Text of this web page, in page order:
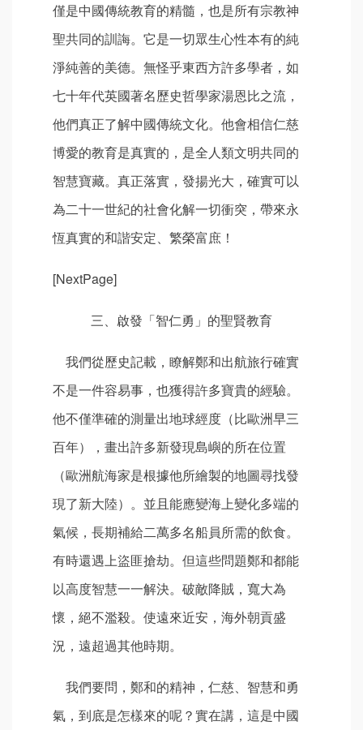
僅是中國傳統教育的精髓，也是所有宗教神
聖共同的訓誨。它是一切眾生心性本有的純
淨純善的美德。無怪乎東西方許多學者，如
七十年代英國著名歷史哲學家湯恩比之流，
他們真正了解中國傳統文化。他會相信仁慈
博愛的教育是真實的，是全人類文明共同的
智慧寶藏。真正落實，發揚光大，確實可以
為二十一世紀的社會化解一切衝突，帶來永
恆真實的和諧安定、繁榮富庶！
[NextPage]
三、啟發「智仁勇」的聖賢教育
我們從歷史記載，瞭解鄭和出航旅行確實
不是一件容易事，也獲得許多寶貴的經驗。
他不僅準確的測量出地球經度（比歐洲早三
百年），畫出許多新發現島嶼的所在位置
（歐洲航海家是根據他所繪製的地圖尋找發
現了新大陸）。並且能應變海上變化多端的
氣候，長期補給二萬多名船員所需的飲食。
有時還遇上盜匪搶劫。但這些問題鄭和都能
以高度智慧一一解決。破敵降賊，寬大為
懷，絕不濫殺。使遠來近安，海外朝貢盛
況，遠超過其他時期。
我們要問，鄭和的精神，仁慈、智慧和勇
氣，到底是怎樣來的呢？實在講，這是中國